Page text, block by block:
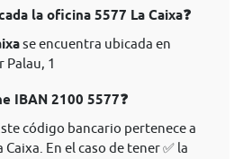
la oficina 5577 La Caixa❓
se encuentra ubicada en
Palau, 1
IBAN 2100 5577❓
código bancario pertenece a
En el caso de tener ✅ la